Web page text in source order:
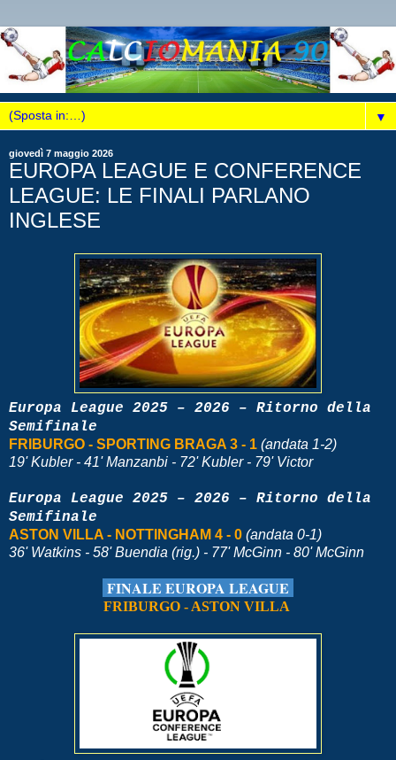
▼
giovedì 7 maggio 2026
EUROPA LEAGUE E CONFERENCE
LEAGUE: LE FINALI PARLANO
INGLESE
Europa League 2025 – 2026 – Ritorno della
Semifinale
FRIBURGO - SPORTING BRAGA 3 - 1 (andata 1-2)
19' Kubler - 41' Manzanbi - 72' Kubler - 79' Victor
Europa League 2025 – 2026 – Ritorno della
Semifinale
ASTON VILLA - NOTTINGHAM 4 - 0 (andata 0-1)
36' Watkins - 58' Buendia (rig.) - 77' McGinn - 80' McGinn
FINALE EUROPA LEAGUE
FRIBURGO - ASTON VILLA